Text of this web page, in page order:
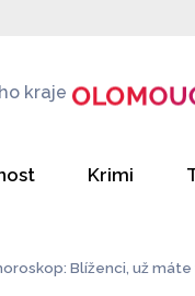
kraje
Krimi
Blíženci, už máte